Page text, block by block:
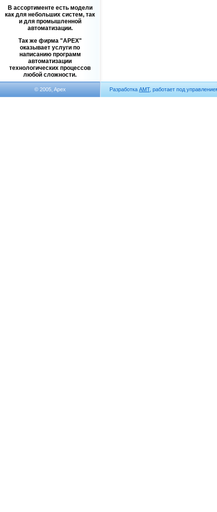
В ассортименте есть модели
как для небольших систем, так
и для промышленной
автоматизации.
Так же фирма
APEX
оказывает услуги по
написанию программ
автоматизации
технологических процессов
любой сложности.
© 2005, Apex Разработка АМТ, работает под